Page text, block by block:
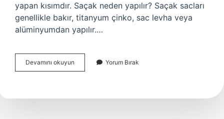
yapan kısımdır. Saçak neden yapılır? Saçak sacları
genellikle bakır, titanyum çinko, sac levha veya
alüminyumdan yapılır.…
Devamını okuyun
Saçakları
Yorum Bırak